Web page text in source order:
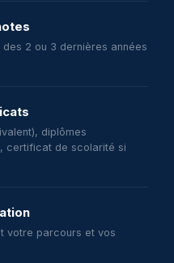
2 ou 3 dernières années
diplômes
certificat de scolarité si
votre parcours et vos